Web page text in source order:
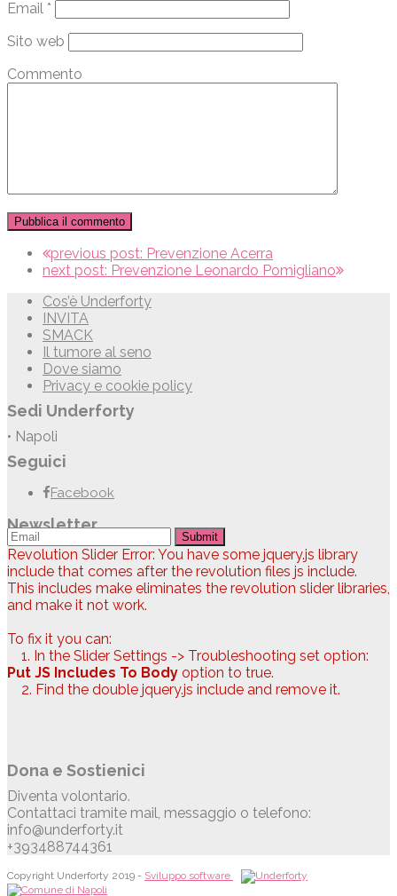
Email *
Sito web
Commento
previous post: Prevenzione Acerra
next post: Prevenzione Leonardo Pomigliano
Cos’è Underforty
INVITA
SMACK
Il tumore al seno
Dove siamo
Privacy e cookie policy
Sedi Underforty
• Napoli
Seguici
Facebook
Newsletter
Submit
Revolution Slider Error: You have some jquery.js library
include that comes after the revolution files js include.
This includes make eliminates the revolution slider libraries,
and make it not work.
To fix it you can:
1. In the Slider Settings -> Troubleshooting set option:
Put JS Includes To Body option to true.
2. Find the double jquery.js include and remove it.
Dona e Sostienici
Diventa volontario.
Contattaci tramite mail, messaggio o telefono:
info@underforty.it
+393488744361
Copyright Underforty 2019 - Sviluppo software